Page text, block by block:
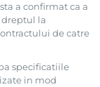
a confirmat ca a
dreptul la
de catre
specificatiile
in mod